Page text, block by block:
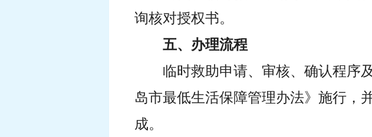
询核对授权书。
五、办理流程
临时救助申请、审核、确认程序
岛市最低生活保障管理办法》施行，
成。